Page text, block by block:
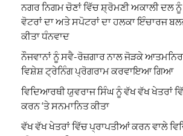
ਨਗਰ ਨਿਗਮ ਚੋਣਾਂ ਵਿੱਚ ਸ਼੍ਰੋਮਣੀ ਅਕਾਲੀ ਦਲ
ਵੋਟਰਾਂ ਦਾ ਅਤੇ ਸਪੋਟਰਾਂ ਦਾ ਹਲਕਾ ਇੰਚਾਰਜ
ਕੀਤਾ ਧੰਨਵਾਦ
ਨੌਜਵਾਨਾਂ ਨੂੰ ਸਵੈ-ਰੋਜ਼ਗਾਰ ਨਾਲ ਜੋੜਕੇ
ਵਿਸ਼ੇਸ਼ ਟ੍ਰੇਨਿੰਗ ਪ੍ਰੋਗਰਾਮ ਕਰਵਾਇਆ ਗਿਆ
ਵਿਦਿਆਰਥੀ ਯੁਵਰਾਜ ਸਿੰਘ ਨੂੰ ਵੱਖ ਵੱਖ ਖੇਤਰਾਂ
ਕਰਨ ‘ਤੇ ਸਨਮਾਨਿਤ ਕੀਤਾ
ਵੱਖ ਵੱਖ ਖੇਤਰਾਂ ਵਿੱਚ ਪ੍ਰਾਪਤੀਆਂ ਕਰਨ ਵਾਲੇ